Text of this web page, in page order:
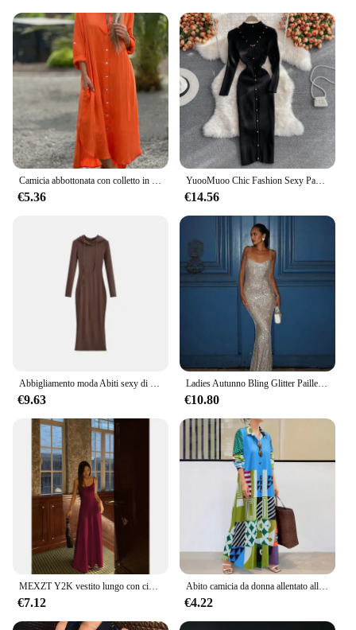
€5.36
YuooMuoo Chic Fashion Sexy Package fianchi abito invernale lavorato a maglia donna Slim elastico aderente abito lungo Streetwear Lady Party Vestido
€14.56
€9.63
Ladies Autunno Bling Glitter Paillettes New Fashion Abito da sera da sera Donna Senza maniche Backless Maxi Abiti Clubwear Abiti autunnali
€10.80
€7.12
Abito camicia da donna allentato alla moda con stampa geometrica casuale da donna, casual, per le vacanze, per pendolari, comodo abito lungo
€4.22